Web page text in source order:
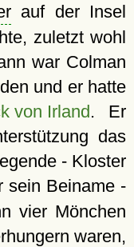
auf der Insel
zuletzt wohl
war Colman
und er hatte
von Irland. Er
das
- Kloster
sein Beiname -
vier Mönchen
waren,